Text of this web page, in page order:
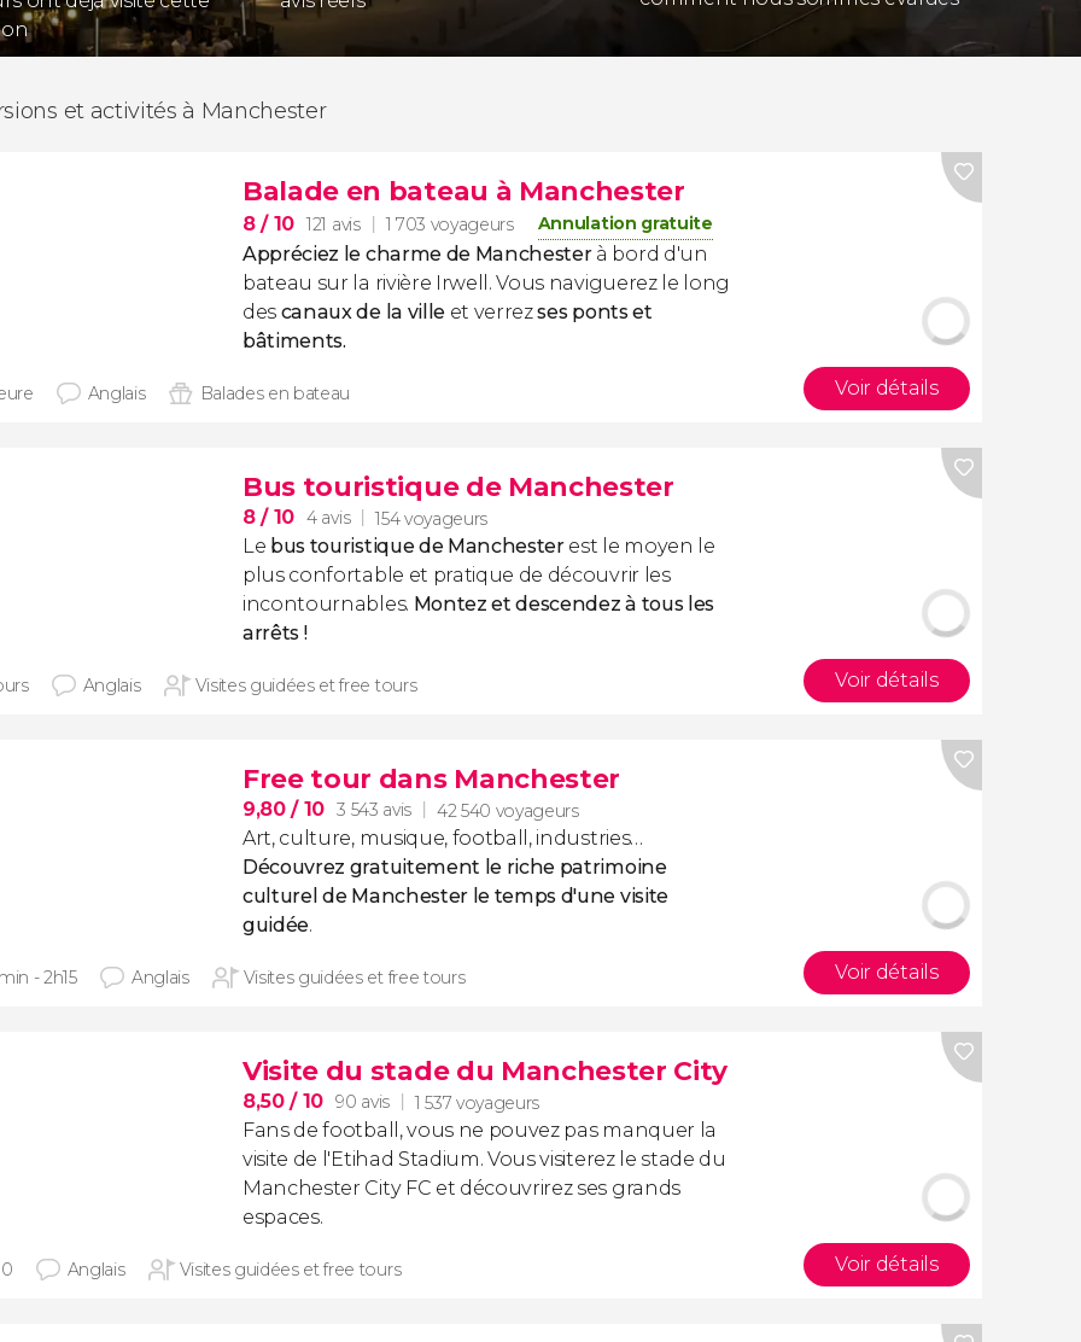
et activités à Manchester
Balade en bateau à Manchester
8/ 10 121 avis 1 703 voyageurs Annulation gratuite
Appréciez le charme de Manchesterà bord d'un
bateau sur la rivière Irwell. Vous naviguerez le long
des canaux de la ville et verrezses ponts et
bâtiments.
Anglais Balades en bateau Voir détails
Bus touristique de Manchester
8/ 10 4 avis 154 voyageurs
Le bus touristique de Manchester est le moyen le
plus confortable et pratique de découvrir les
incontournables. Montez et descendez à tous les
arrêts !
Anglais Visites guidées et free tours Voir détails
Free tour dans Manchester
9,80/ 10 3 543 avis 42 540 voyageurs
Art, culture, musique, football, industries…
Découvrez gratuitement le riche patrimoine
culturel de Manchester le temps d'une visite
guidée.
- 2h15 Anglais Visites guidées et free tours Voir détails
Visite du stade du Manchester City
8,50/ 10 90 avis 1 537 voyageurs
Fans de football, vous ne pouvez pas manquer la
visite de l'Etihad Stadium. Vous visiterez le stade du
Manchester City FC et découvrirez ses grands
espaces.
Anglais Visites guidées et free tours Voir détails